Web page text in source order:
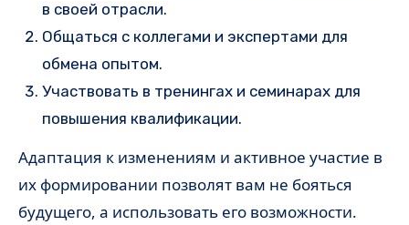
в своей отрасли.
Общаться с коллегами и экспертами для
обмена опытом.
Участвовать в тренингах и семинарах для
повышения квалификации.
Адаптация к изменениям и активное участие в
их формировании позволят вам не бояться
будущего, а использовать его возможности.